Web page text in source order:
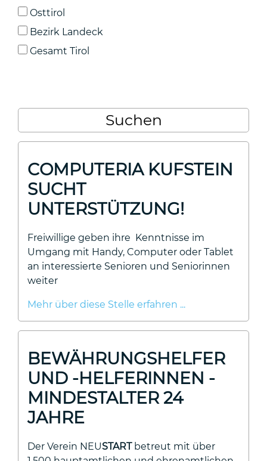
Osttirol
Bezirk Landeck
Gesamt Tirol
COMPUTERIA KUFSTEIN
SUCHT
UNTERSTÜTZUNG!
Freiwillige geben ihre Kenntnisse im
Umgang mit Handy, Computer oder Tablet
an interessierte Senioren und Seniorinnen
weiter
Mehr über diese Stelle erfahren ...
BEWÄHRUNGSHELFER
UND -HELFERINNEN -
MINDESTALTER 24
JAHRE
Der Verein NEUSTARTbetreut mit über